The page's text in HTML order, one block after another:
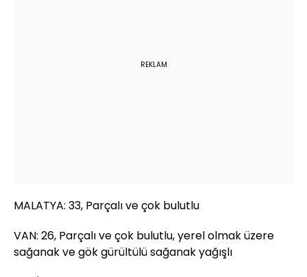
REKLAM
MALATYA: 33, Parçalı ve çok bulutlu
VAN: 26, Parçalı ve çok bulutlu, yerel olmak üzere
sağanak ve gök gürültülü sağanak yağışlı